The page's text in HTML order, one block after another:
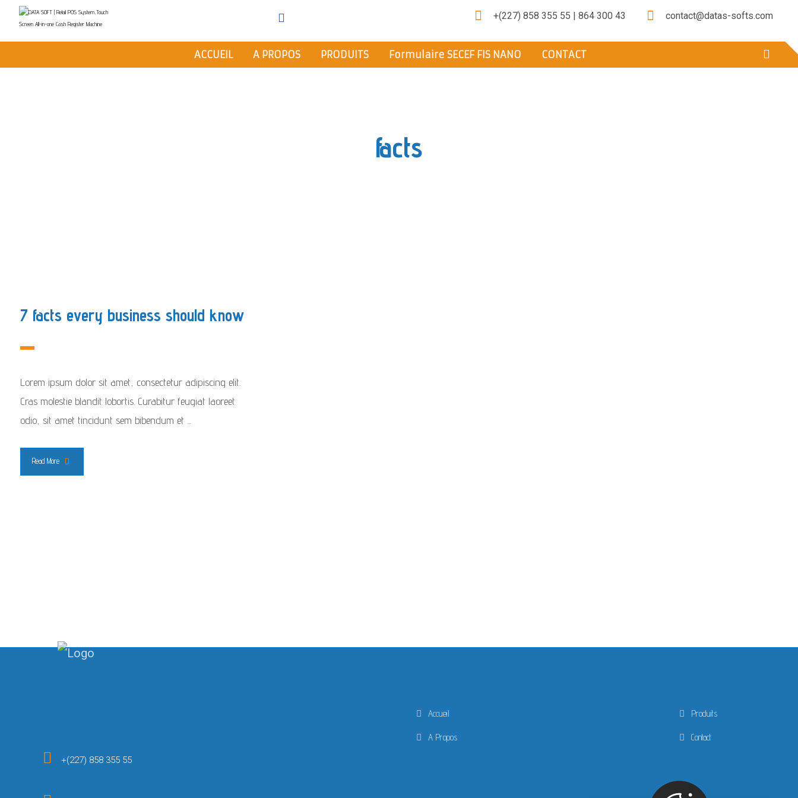
contact@datas-softs.com
+(227) 858 355 55 | 864 300 43
ACCUEIL A PROPOS PRODUITS Formulaire SECEF FIS NANO CONTACT
facts
7 facts every business should know
Lorem ipsum dolor sit amet, consectetur adipiscing elit.
Cras molestie blandit lobortis. Curabitur feugiat laoreet
odio, sit amet tincidunt sem bibendum et ...
Read More
+(227) 858 355 55
Accueil
A Propos
Produits
Contact